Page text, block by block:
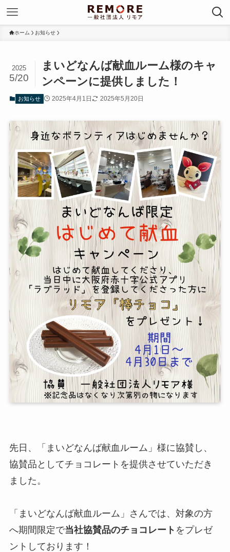
ホーム お知らせ
まいどなんば献血ルーム様のキャ
ンペーンに提供しました！
2025
5/20
お知らせ 2025年4月1日 2025年5月20日
先日、「まいどなんば献血ルーム」様に協賛し、
協賛品としてチョコレートを提供させていただき
ました。
「まいどなんば献血ルーム」さんでは、対象の方
へ期間限定で当社協賛品のチョコレート をプレゼ
ントしております！